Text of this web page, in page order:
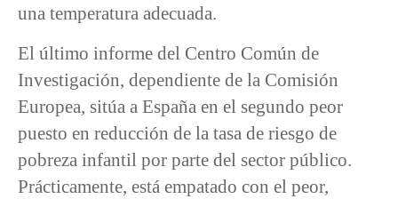
una temperatura adecuada.
El último informe del Centro Común de
Investigación, dependiente de la Comisión
Europea, sitúa a España en el segundo peor
puesto en reducción de la tasa de riesgo de
pobreza infantil por parte del sector público.
Prácticamente, está empatado con el peor,